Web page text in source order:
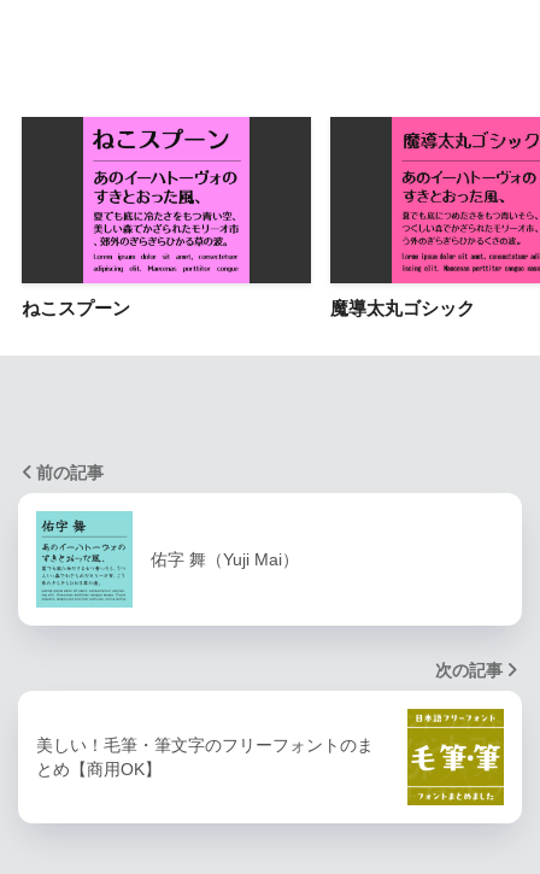
ねこスプーン 魔導太丸ゴシック
前の記事
佑字 舞（Yuji Mai）
次の記事
美しい！毛筆・筆文字のフリーフォントのま
とめ【商用OK】